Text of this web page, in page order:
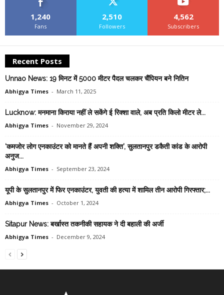
1,240
Fans
2,510
Followers
4,562
Subscribers
Recent Posts
Unnao News: 19 मिनट में 5000 मीटर पैदल चलकर चैंपियन बने नितिन
Abhigya Times - March 11, 2025
Lucknow: मनमाना किराया नहीं ले सकेंगे ई रिक्शा वाले, अब प्रति किलो मीटर ले...
Abhigya Times - November 29, 2024
‘कमजोर लोग एनकाउंटर को मानते हैं अपनी शक्ति’, सुलतानपुर डकैती कांड के आरोपी
अनुज...
Abhigya Times - September 23, 2024
यूपी के सुलतानपुर में फ‍िर एनकाउंटर, युवती की हत्‍या में शामि‍ल तीन आरोपी गिरफ्तार;...
Abhigya Times - October 1, 2024
Sitapur News: बर्खास्त तकनीकी सहायक ने दी बहाली की अर्जी
Abhigya Times - December 9, 2024